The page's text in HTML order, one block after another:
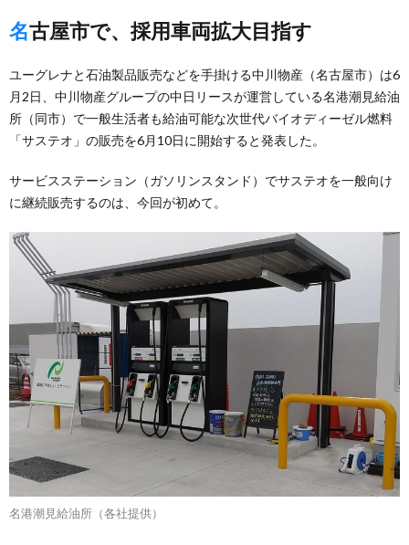
名古屋市で、採用車両拡大目指す
ユーグレナと石油製品販売などを手掛ける中川物産（名古屋市）は6
月2日、中川物産グループの中日リースが運営している名港潮見給油
所（同市）で一般生活者も給油可能な次世代バイオディーゼル燃料
「サステオ」の販売を6月10日に開始すると発表した。
サービスステーション（ガソリンスタンド）でサステオを一般向け
に継続販売するのは、今回が初めて。
名港潮見給油所（各社提供）